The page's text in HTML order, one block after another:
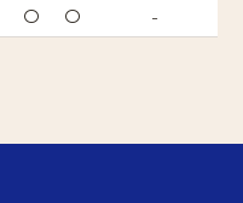
〇 〇 -